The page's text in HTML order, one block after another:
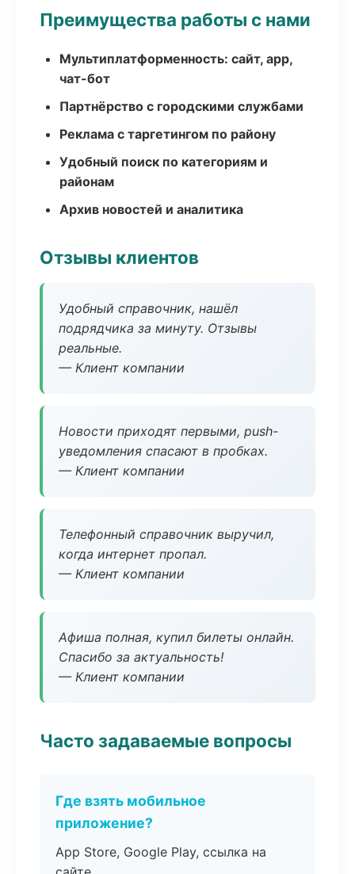
Преимущества работы с нами
Мультиплатформенность: сайт, app,
чат-бот
Партнёрство с городскими службами
Реклама с таргетингом по району
Удобный поиск по категориям и
районам
Архив новостей и аналитика
Отзывы клиентов
Удобный справочник, нашёл
подрядчика за минуту. Отзывы
реальные.
— Клиент компании
Новости приходят первыми, push-
уведомления спасают в пробках.
— Клиент компании
Телефонный справочник выручил,
когда интернет пропал.
— Клиент компании
Афиша полная, купил билеты онлайн.
Спасибо за актуальность!
— Клиент компании
Часто задаваемые вопросы
Где взять мобильное
приложение?
App Store, Google Play, ссылка на